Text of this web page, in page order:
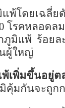
พ้โดยเฉลี่ย
โรคหลอดล
ภูมิแพ้ ร้อยล
ผู้ใหญ่
เพิ่มขึ้นอยู่ต
มกันจะถูกก